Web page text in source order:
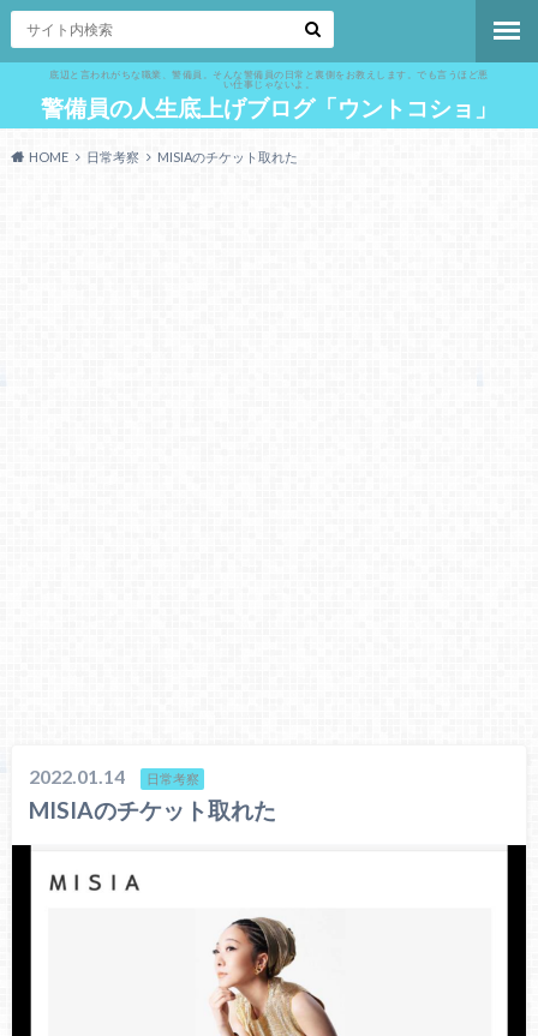
底辺と言われがちな職業、警備員。そんな警備員の日常と裏側をお教えします。でも言うほど悪
い仕事じゃないよ。
警備員の人生底上げブログ「ウントコショ」
HOME 日常考察 MISIAのチケット取れた
2022.01.14 日常考察
MISIAのチケット取れた